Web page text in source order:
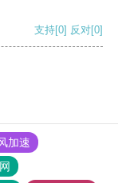
支持[0] 反对[0]
加速